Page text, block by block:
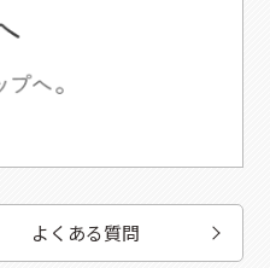
よくある質問